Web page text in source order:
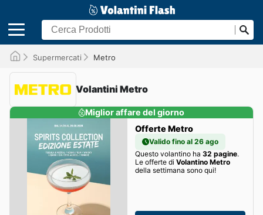
Supermercati Metro
Volantini Metro
Miglior affare del giorno
Offerte Metro
Valido fino al 26 ago
Questo volantino ha 32 pagine.
Le offerte di Volantino Metro
della settimana sono qui!